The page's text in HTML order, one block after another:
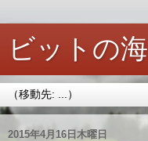
ビットの海
2015年4月16日木曜日